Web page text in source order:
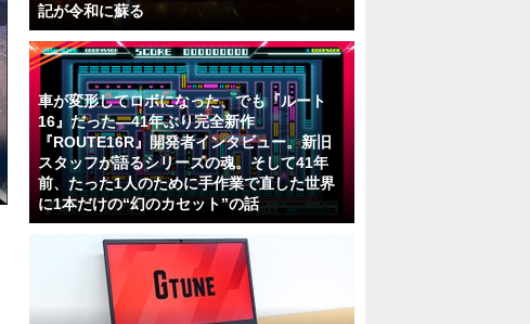
記が令和に蘇る
車が変形してロボになった、でも『ルート
16』だった―41年ぶり完全新作
『ROUTE16R』開発者インタビュー。新旧
スタッフが語るシリーズの魂。そして41年
前、たった1人のために手作業で直した世界
に1本だけの“幻のカセット”の話